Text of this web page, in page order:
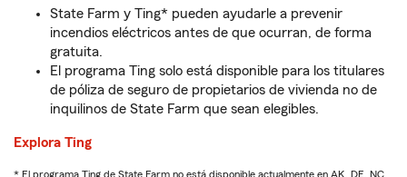
State Farm y Ting* pueden ayudarle a prevenir
incendios eléctricos antes de que ocurran, de forma
gratuita.
El programa Ting solo está disponible para los titulares
de póliza de seguro de propietarios de vivienda no de
inquilinos de State Farm que sean elegibles.
Explora Ting
* El programa Ting de State Farm no está disponible actualmente en AK, DE, NC,